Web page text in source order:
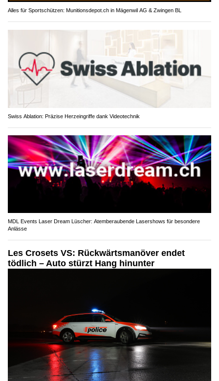
Alles für Sportschützen: Munitionsdepot.ch in Mägenwil AG & Zwingen BL
Swiss Ablation: Präzise Herzeingriffe dank Videotechnik
MDL Events Laser Dream Lüscher: Atemberaubende Lasershows für besondere
Anlässe
Les Crosets VS: Rückwärtsmanöver endet
tödlich – Auto stürzt Hang hinunter